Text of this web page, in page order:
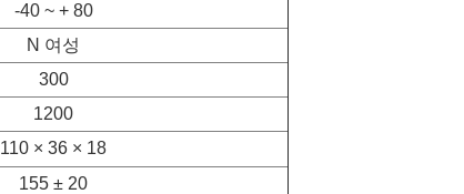
-40 ~ + 80
N 여성
300
1200
110 × 36 × 18
155 ± 20